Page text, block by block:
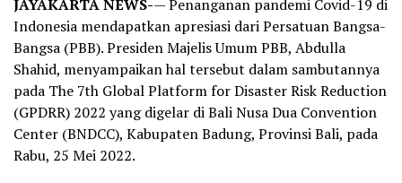
JAYAKARTA NEWS-— Penanganan pandemi Covid-19 di
Indonesia mendapatkan apresiasi dari Persatuan Bangsa-
Bangsa (PBB). Presiden Majelis Umum PBB, Abdulla
Shahid, menyampaikan hal tersebut dalam sambutannya
pada The 7th Global Platform for Disaster Risk Reduction
(GPDRR) 2022 yang digelar di Bali Nusa Dua Convention
Center (BNDCC), Kabupaten Badung, Provinsi Bali, pada
Rabu, 25 Mei 2022.